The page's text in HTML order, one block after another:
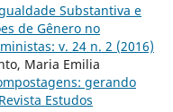
Substantiva e
de Gênero no
v. 24 n. 2 (2016)
Maria Emilia
gerando
Revista Estudos